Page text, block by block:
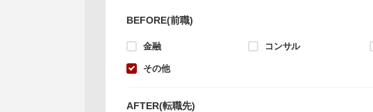
BEFORE(前職)
金融 コンサル
その他
AFTER(転職先)